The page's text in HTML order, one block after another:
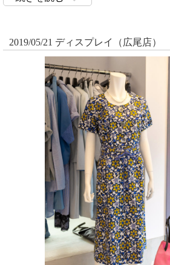
2019/05/21 ディスプレイ（広尾店）